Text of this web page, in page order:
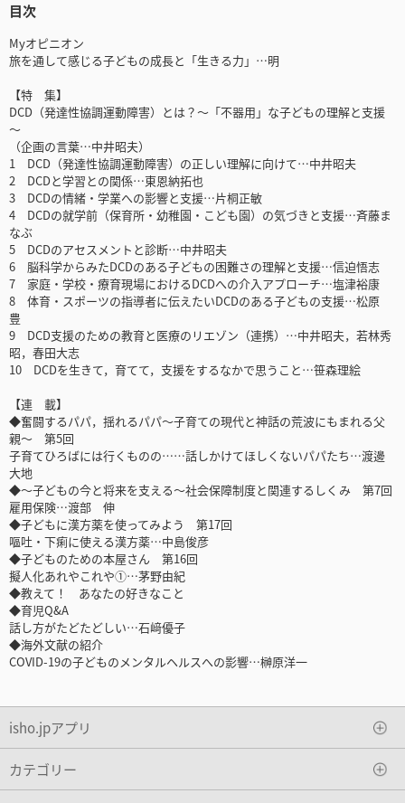
目次
Myオピニオン
旅を通して感じる子どもの成長と「生きる力」…明
【特 集】
DCD（発達性協調運動障害）とは？～「不器用」な子どもの理解と支援
～
（企画の言葉…中井昭夫）
1 DCD（発達性協調運動障害）の正しい理解に向けて…中井昭夫
2 DCDと学習との関係…東恩納拓也
3 DCDの情緒・学業への影響と支援…片桐正敏
4 DCDの就学前（保育所・幼稚園・こども園）の気づきと支援…斉藤ま
なぶ
5 DCDのアセスメントと診断…中井昭夫
6 脳科学からみたDCDのある子どもの困難さの理解と支援…信迫悟志
7 家庭・学校・療育現場におけるDCDへの介入アプローチ…塩津裕康
8 体育・スポーツの指導者に伝えたいDCDのある子どもの支援…松原
豊
9 DCD支援のための教育と医療のリエゾン（連携）…中井昭夫，若林秀
昭，春田大志
10 DCDを生きて，育てて，支援をするなかで思うこと…笹森理絵
【連 載】
◆奮闘するパパ，揺れるパパ～子育ての現代と神話の荒波にもまれる父
親～ 第5回
子育てひろばには行くものの……話しかけてほしくないパパたち…渡邊
大地
◆～子どもの今と将来を支える～社会保障制度と関連するしくみ 第7回
雇用保険…渡部 伸
◆子どもに漢方薬を使ってみよう 第17回
嘔吐・下痢に使える漢方薬…中島俊彦
◆子どものための本屋さん 第16回
擬人化あれやこれや①…茅野由紀
◆教えて！ あなたの好きなこと
◆育児Q&A
話し方がたどたどしい…石﨑優子
◆海外文献の紹介
COVID-19の子どものメンタルヘルスへの影響…榊原洋一
isho.jpアプリ
カテゴリー